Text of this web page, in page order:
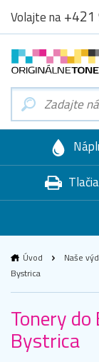
Volajte na
Úvod Naše
Bystrica
Tonery
Bystrica